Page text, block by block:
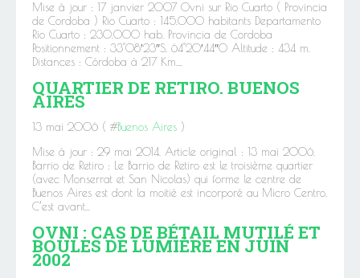
Mise à jour : 17 janvier 2007 Ovni sur Rio Cuarto ( Provincia
de Cordoba ) Rio Cuarto : 145.000 habitants Departamento
Rio Cuarto : 230.000 hab. Provincia de Cordoba
Positionnement : 33°08′23″S, 64°20′44″O Altitude : 434 m.
Distances : Córdoba à 217 Km....
QUARTIER DE RETIRO. BUENOS
AIRES
13 mai 2006 ( #Buenos Aires )
Mise à jour : 29 mai 2014. Article original : 13 mai 2006.
Barrio de Retiro : Le Barrio de Retiro est le troisième quartier
(avec Monserrat et San Nicolas) qui forme le centre de
Buenos Aires est dont la moitié est incorporé au Micro Centro.
C’est avant...
OVNI : CAS DE BÉTAIL MUTILÉ ET
BOULES DE LUMIÈRE EN JUIN
2002